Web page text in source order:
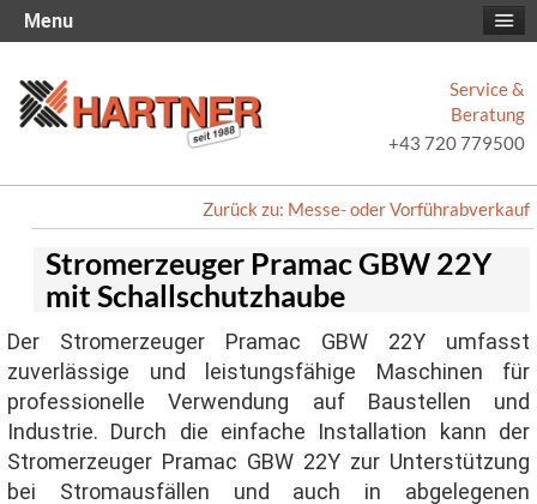
Service &
Beratung
+43 720 779500
Zurück zu: Messe- oder Vorführabverkauf
Stromerzeuger Pramac GBW 22Y
mit Schallschutzhaube
Der Stromerzeuger Pramac GBW 22Y umfasst
zuverlässige und leistungsfähige Maschinen für
professionelle Verwendung auf Baustellen und
Industrie. Durch die einfache Installation kann der
Stromerzeuger Pramac GBW 22Y zur Unterstützung
bei Stromausfällen und auch in abgelegenen
Menu